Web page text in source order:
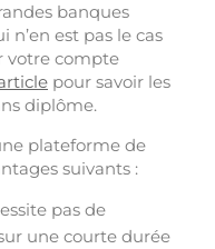
banques
n’en est pas le cas
votre compte
pour savoir les
diplôme.
plateforme de
suivants :
pas de
une courte durée